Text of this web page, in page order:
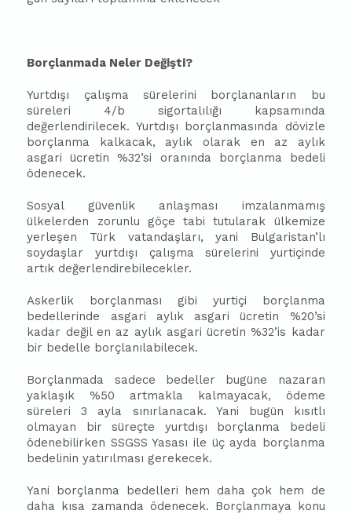
Borçlanmada Neler Değişti?
Yurtdışı çalışma sürelerini borçlananların bu
süreleri 4/b sigortalılığı kapsamında
değerlendirilecek. Yurtdışı borçlanmasında dövizle
borçlanma kalkacak, aylık olarak en az aylık
asgari ücretin %32’si oranında borçlanma bedeli
ödenecek.
Sosyal güvenlik anlaşması imzalanmamış
ülkelerden zorunlu göçe tabi tutularak ülkemize
yerleşen Türk vatandaşları, yani Bulgaristan’lı
soydaşlar yurtdışı çalışma sürelerini yurtiçinde
artık değerlendirebilecekler.
Askerlik borçlanması gibi yurtiçi borçlanma
bedellerinde asgari aylık asgari ücretin %20’si
kadar değil en az aylık asgari ücretin %32’is kadar
bir bedelle borçlanılabilecek.
Borçlanmada sadece bedeller bugüne nazaran
yaklaşık %50 artmakla kalmayacak, ödeme
süreleri 3 ayla sınırlanacak. Yani bugün kısıtlı
olmayan bir süreçte yurtdışı borçlanma bedeli
ödenebilirken SSGSS Yasası ile üç ayda borçlanma
bedelinin yatırılması gerekecek.
Yani borçlanma bedelleri hem daha çok hem de
daha kısa zamanda ödenecek. Borçlanmaya konu